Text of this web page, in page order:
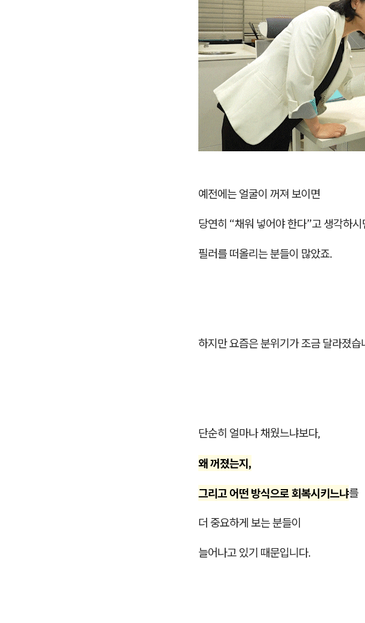
예전에는 얼굴이 꺼져 보이면
당연히 “채워 넣어야 한다”고 생각하시
필러를 떠올리는 분들이 많았죠.
하지만 요즘은 분위기가 조금 달라졌습
단순히 얼마나 채웠느냐보다,
왜 꺼졌는지,
그리고 어떤 방식으로 회복시키느냐를
더 중요하게 보는 분들이
늘어나고 있기 때문입니다.